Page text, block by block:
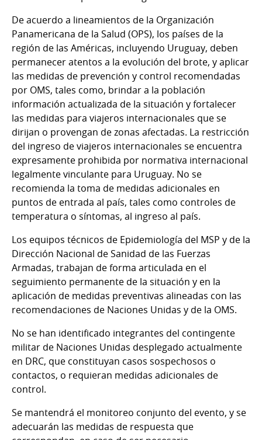
De acuerdo a lineamientos de la Organización
Panamericana de la Salud (OPS), los países de la
región de las Américas, incluyendo Uruguay, deben
permanecer atentos a la evolución del brote, y aplicar
las medidas de prevención y control recomendadas
por OMS, tales como, brindar a la población
información actualizada de la situación y fortalecer
las medidas para viajeros internacionales que se
dirijan o provengan de zonas afectadas. La restricción
del ingreso de viajeros internacionales se encuentra
expresamente prohibida por normativa internacional
legalmente vinculante para Uruguay. No se
recomienda la toma de medidas adicionales en
puntos de entrada al país, tales como controles de
temperatura o síntomas, al ingreso al país.
Los equipos técnicos de Epidemiología del MSP y de la
Dirección Nacional de Sanidad de las Fuerzas
Armadas, trabajan de forma articulada en el
seguimiento permanente de la situación y en la
aplicación de medidas preventivas alineadas con las
recomendaciones de Naciones Unidas y de la OMS.
No se han identificado integrantes del contingente
militar de Naciones Unidas desplegado actualmente
en DRC, que constituyan casos sospechosos o
contactos, o requieran medidas adicionales de
control.
Se mantendrá el monitoreo conjunto del evento, y se
adecuarán las medidas de respuesta que